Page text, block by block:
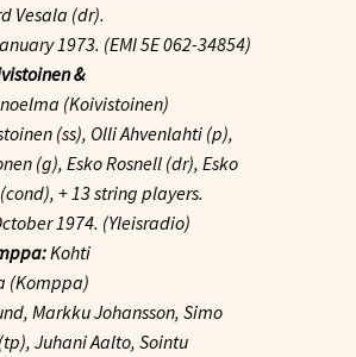
Vesala (dr).
1973. (EMI 5E 062-34854)
&
(Koivistoinen)
(ss), Olli Ahvenlahti (p),
(g), Esko Rosnell (dr), Esko
+ 13 string players.
1974. (Yleisradio)
Kohti
(Komppa)
Markku Johansson, Simo
Juhani Aalto, Sointu